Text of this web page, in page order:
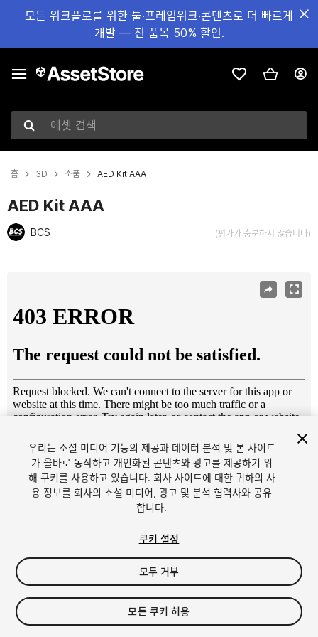
모든 워크플로를 위한 툴·프레임워크·콘텐츠로 더 빠르게
개발 — 전 품목 50% 할인.
에셋 검색
홈 3D 소품 AED Kit AAA
AED Kit AAA
BCS (평가가 충분하지 않습니다)
1/3
$49.99
세금/부가세는 결제 시 반영됩니다.
우리는 소셜 미디어 기능의 제공과 데이터 분석 및 본 사이트
가 올바로 동작하고 개인화된 콘텐츠와 광고를 제공하기 위
해 쿠키를 사용하고 있습니다. 회사 사이트에 대한 귀하의 사
용 정보를 회사의 소셜 미디어, 광고 및 분석 협력사와 공유
합니다.
쿠키 설정
모두 거부
모든 쿠키 허용